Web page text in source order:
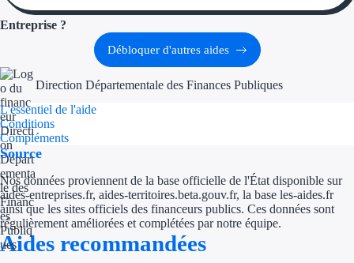
Blog
Nos guides
Entreprise ?
Débloquer d'autres aides
Direction Départementale des Finances Publiques
L'essentiel de l'aide
Conditions
Compléments
Source
Nos données proviennent de la base officielle de l'État disponible sur
aides-entreprises.fr, aides-territoires.beta.gouv.fr, la base les-aides.fr
ainsi que les sites officiels des financeurs publics. Ces données sont
régulièrement améliorées et complétées par notre équipe.
Aides recommandées